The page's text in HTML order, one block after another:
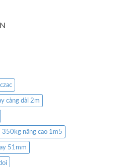
càng dài 2m
350kg nâng cao 1m5
51mm